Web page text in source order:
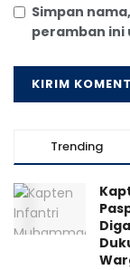
Simpan
peramban
Trending